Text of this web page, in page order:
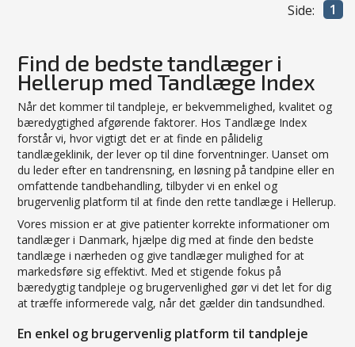
Side: 1
Find de bedste tandlæger i
Hellerup med Tandlæge Index
Når det kommer til tandpleje, er bekvemmelighed, kvalitet og
bæredygtighed afgørende faktorer. Hos Tandlæge Index
forstår vi, hvor vigtigt det er at finde en pålidelig
tandlægeklinik, der lever op til dine forventninger. Uanset om
du leder efter en tandrensning, en løsning på tandpine eller en
omfattende tandbehandling, tilbyder vi en enkel og
brugervenlig platform til at finde den rette tandlæge i Hellerup.
Vores mission er at give patienter korrekte informationer om
tandlæger i Danmark, hjælpe dig med at finde den bedste
tandlæge i nærheden og give tandlæger mulighed for at
markedsføre sig effektivt. Med et stigende fokus på
bæredygtig tandpleje og brugervenlighed gør vi det let for dig
at træffe informerede valg, når det gælder din tandsundhed.
En enkel og brugervenlig platform til tandpleje